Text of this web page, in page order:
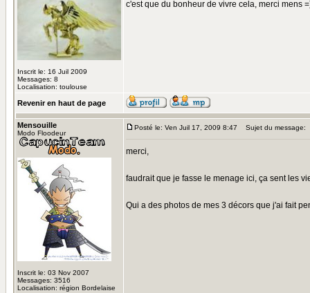
Inscrit le: 16 Juil 2009
Messages: 8
Localisation: toulouse
c'est que du bonheur de vivre cela, merci mens
Revenir en haut de page
Mensouille
Modo Floodeur
Inscrit le: 03 Nov 2007
Messages: 3516
Localisation: région Bordelaise
Posté le: Ven Juil 17, 2009 8:47 Sujet du message:
merci,
faudrait que je fasse le menage ici, ça sent les
Qui a des photos de mes 3 décors que j'ai fait